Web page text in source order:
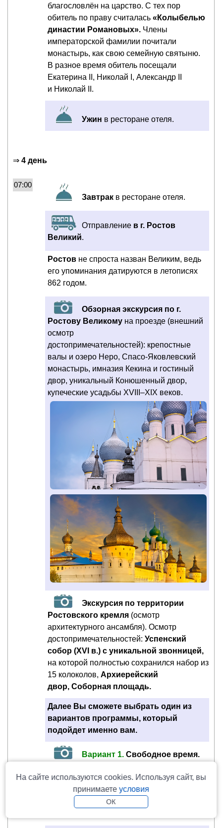
благословлён на царство. С тех пор
обитель по праву считалась «Колыбелью
династии Романовых». Члены
императорской фамилии почитали
монастырь, как свою семейную святыню.
В разное время обитель посещали
Екатерина II, Николай I, Александр II
и Николай II.
Ужин в ресторане отеля.
⇒ 4 день
07:00
Завтрак в ресторане отеля.
Отправление в г. Ростов
Великий.
Ростов не спроста назван Великим, ведь
его упоминания датируются в летописях
862 годом.
Обзорная экскурсия по г.
Ростову Великому на проезде (внешний
осмотр
достопримечательностей): крепостные
валы и озеро Неро, Спасо-Яковлевский
монастырь, имназия Кекина и гостиный
двор, уникальный Конюшенный двор,
купеческие усадьбы XVIII–XIX веков.
Экскурсия по территории
Ростовского кремля (осмотр
архитектурного ансамбля). Осмотр
достопримечательностей: Успенский
собор (XVI в.) с уникальной звонницей,
на которой полностью сохранился набор из
15 колоколов, Архиерейский
двор, Соборная площадь.
Далее Вы сможете выбрать один из
вариантов программы, который
подойдет именно вам.
Вариант 1. Свободное время.
богатейшей и разнообразнейшей
коллекцией музеев «Ростовского кремля»
в свободном режиме (за дополнительную
На сайте используются cookies. Используя сайт, вы
принимаете условия
ОК